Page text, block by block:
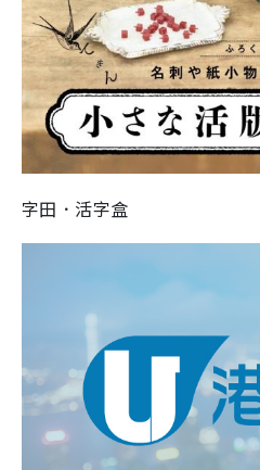
字田．活字盒